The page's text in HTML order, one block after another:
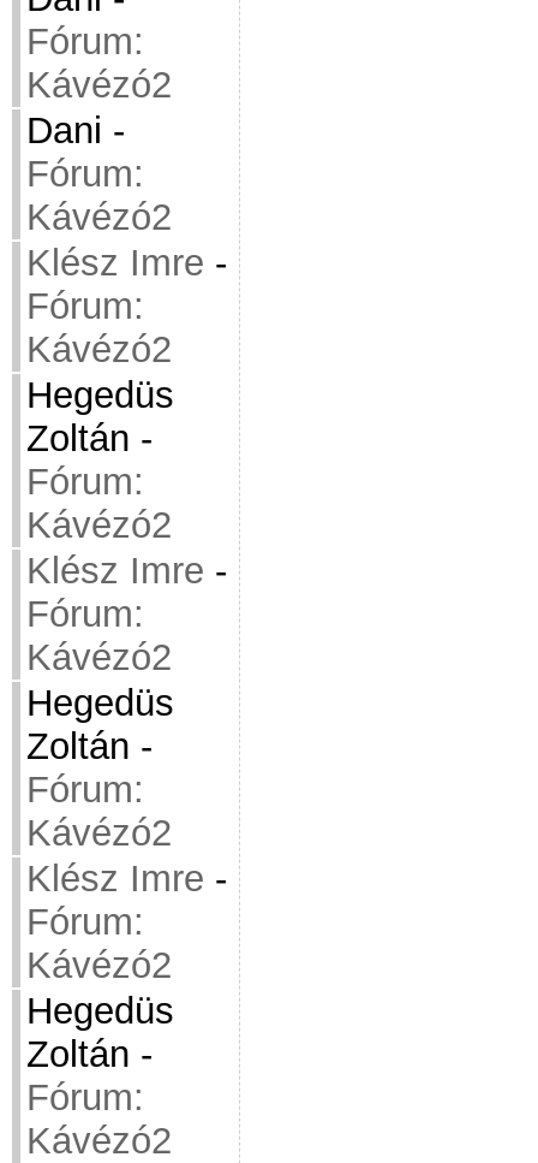
Fórum:
Kávézó2
Dani -
Fórum:
Kávézó2
Klész Imre -
Fórum:
Kávézó2
Hegedüs
Zoltán -
Fórum:
Kávézó2
Klész Imre -
Fórum:
Kávézó2
Hegedüs
Zoltán -
Fórum:
Kávézó2
Klész Imre -
Fórum:
Kávézó2
Hegedüs
Zoltán -
Fórum:
Kávézó2